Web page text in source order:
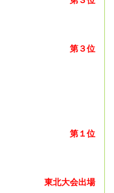
第３位
第１位
東北大会出場